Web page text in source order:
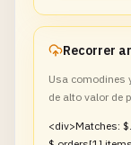
Usa comodines
de alto valor de
<div>Matches: